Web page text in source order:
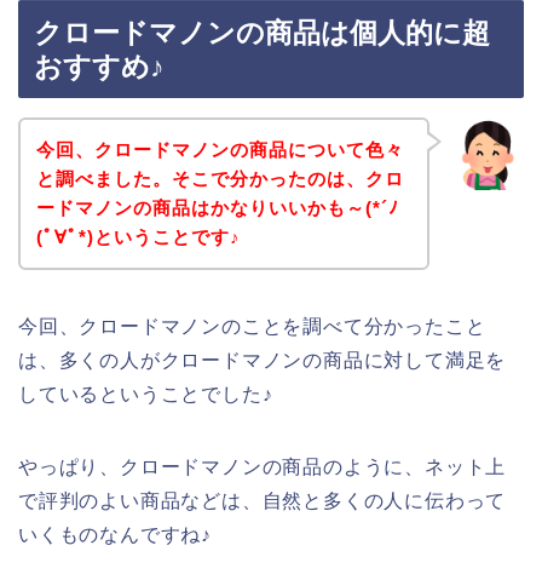
クロードマノンの商品は個人的に超
おすすめ♪
今回、クロードマノンの商品について色々
と調べました。そこで分かったのは、クロ
ードマノンの商品はかなりいいかも～(*´ﾉ
(ﾟ∀ﾟ*)ということです♪
今回、クロードマノンのことを調べて分かったこと
は、多くの人がクロードマノンの商品に対して満足を
しているということでした♪
やっぱり、クロードマノンの商品のように、ネット上
で評判のよい商品などは、自然と多くの人に伝わって
いくものなんですね♪